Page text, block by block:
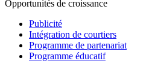
Opportunités de croissance
Publicité
Intégration de courtiers
Programme de partenariat
Programme éducatif